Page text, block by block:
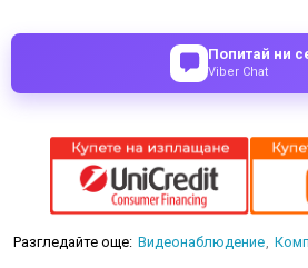
Попитай ни
Viber Chat
Разгледайте още: Видеонаблюдение